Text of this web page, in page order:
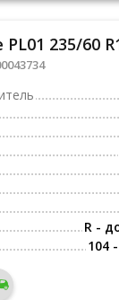
235/60
R -
104